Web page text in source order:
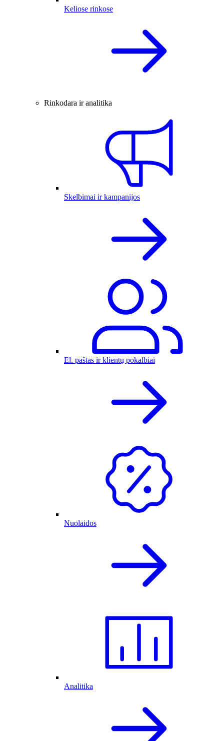
Keliose rinkose
Rinkodara ir analitika
Skelbimai ir kampanijos
El. paštas ir klientų pokalbiai
Nuolaidos
Analitika